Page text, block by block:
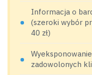
Informacja o
(szeroki wybór
40 zł)
zadowolonych